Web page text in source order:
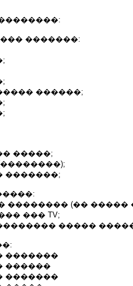
�������:
������;
�����;
�������;
�������� (�� �����
��� TV;
�����
�������
������
�������